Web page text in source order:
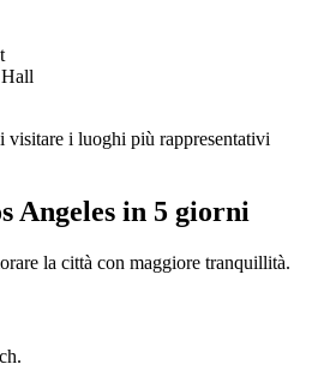
visitare i luoghi più rappresentativi
Angeles in 5 giorni
la città con maggiore tranquillità.